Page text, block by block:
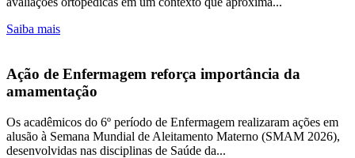
Saiba mais
Ação de Enfermagem reforça importância da
amamentação
Os acadêmicos do 6º período de Enfermagem realizaram ações em
alusão à Semana Mundial de Aleitamento Materno (SMAM 2026),
desenvolvidas nas disciplinas de Saúde da...